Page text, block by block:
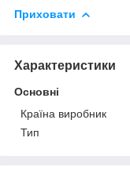
Приховати
Характеристики
Основні
Країна виробник
Тип